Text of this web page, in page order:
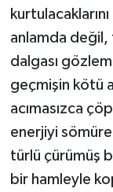
anlamda değil,
dalgası
geçmişin kötü
acımasızca
enerjiyi
türlü çürümüş
bir hamleyle